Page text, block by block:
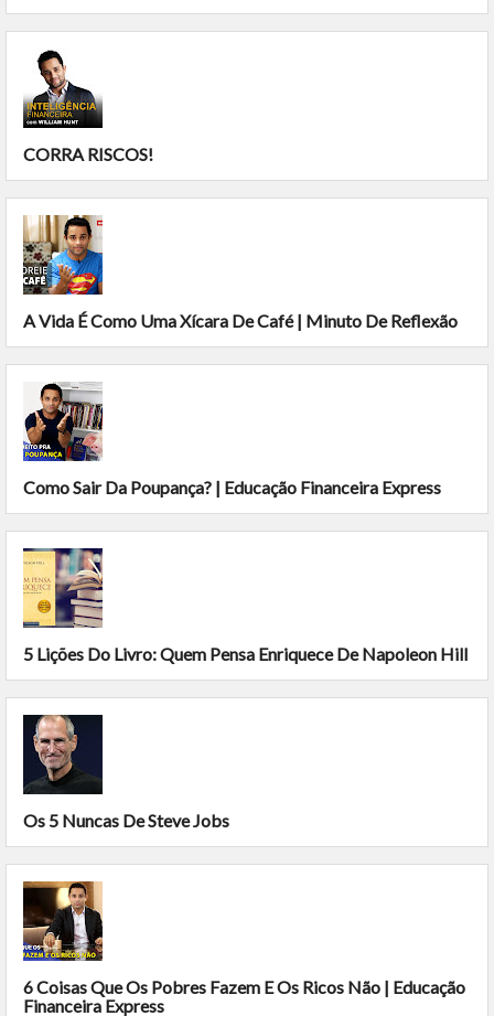
CORRA RISCOS!
A Vida É Como Uma Xícara De Café | Minuto De Reflexão
Como Sair Da Poupança? | Educação Financeira Express
5 Lições Do Livro: Quem Pensa Enriquece De Napoleon Hill
Os 5 Nuncas De Steve Jobs
6 Coisas Que Os Pobres Fazem E Os Ricos Não | Educação
Financeira Express